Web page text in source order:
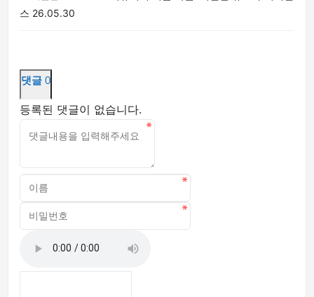
스 26.05.30
댓글 0
등록된 댓글이 없습니다.